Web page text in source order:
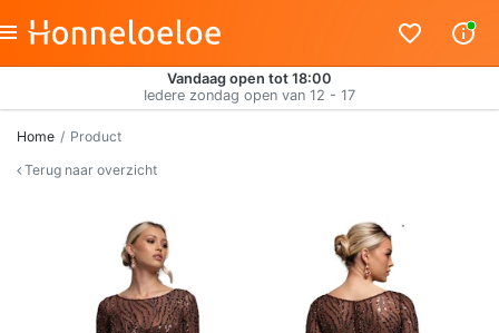
Vandaag open tot 18:00
Iedere zondag open van 12 - 17
Home
Product
Terug naar overzicht